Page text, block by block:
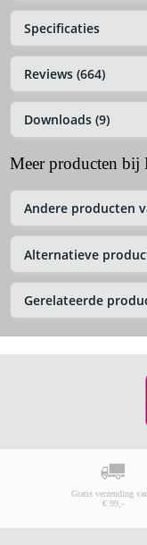
Specificaties
Reviews (664)
Downloads (9)
Meer producten bij
Andere producten
Alternatieve
Gerelateerde
Gratis verzending
€ 99,-